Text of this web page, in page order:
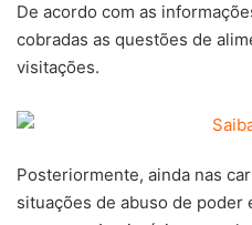
De acordo com as
cobradas as questões de
visitações.
Posteriormente, ainda nas
situações de abuso de poder